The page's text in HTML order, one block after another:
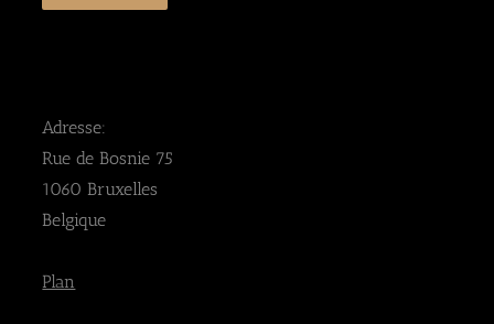
Adresse:
Rue de Bosnie 75
1060 Bruxelles
Belgique
Plan